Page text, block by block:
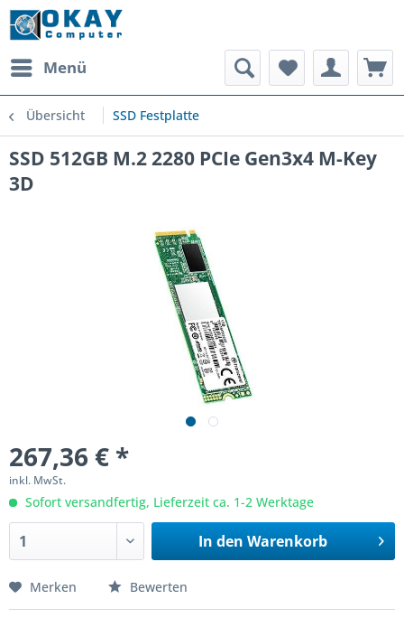
Menü
Übersicht SSD Festplatte
SSD 512GB M.2 2280 PCIe Gen3x4 M-Key
3D
267,36 € *
inkl. MwSt.
Sofort versandfertig, Lieferzeit ca. 1-2 Werktage
In den Warenkorb
Merken Bewerten